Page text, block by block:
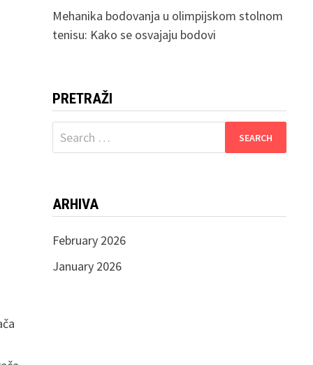
Mehanika bodovanja u olimpijskom stolnom
tenisu: Kako se osvajaju bodovi
PRETRAŽI
Search
for:
ARHIVA
February 2026
January 2026